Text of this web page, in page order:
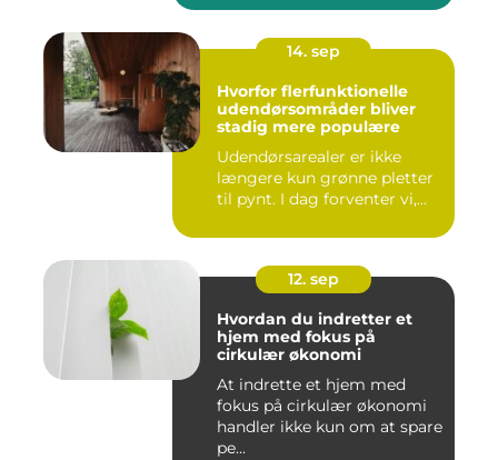
14. sep
Hvorfor flerfunktionelle
udendørsområder bliver
stadig mere populære
Udendørsarealer er ikke
længere kun grønne pletter
til pynt. I dag forventer vi,...
12. sep
Hvordan du indretter et
hjem med fokus på
cirkulær økonomi
At indrette et hjem med
fokus på cirkulær økonomi
handler ikke kun om at spare
pe...